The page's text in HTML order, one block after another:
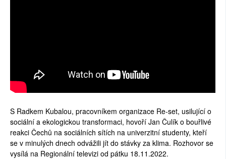
S Radkem Kubalou, pracovníkem organizace Re-set, usilující o
sociální a ekologickou transformaci, hovoří Jan Čulík o bouřlivé
reakci Čechů na sociálních sítích na univerzitní studenty, kteří
se v minulých dnech odvážili jít do stávky za klima. Rozhovor se
vysílá na Regionální televizi od pátku 18.11.2022.